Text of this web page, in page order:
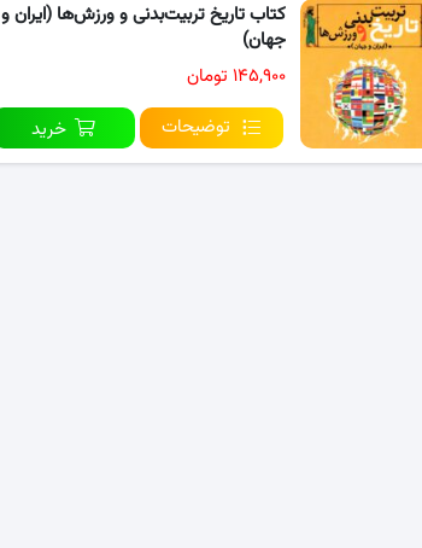
کتاب تاریخ تربیت‌بدنی و ورزش‌ها (ایران و
جهان)
۱۴۵,۹۰۰ تومان
توضیحات
خرید